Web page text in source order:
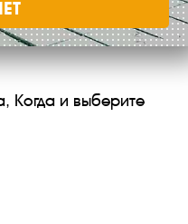
Когда и выберите